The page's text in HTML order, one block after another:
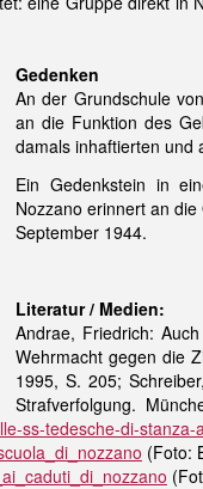
Gedenken
An der Grundschule
an die Funktion des
damals inhaftierten und
Ein Gedenkstein in
Nozzano erinnert an
September 1944.
Literatur/ Medien:
Andrae, Friedrich:
Wehrmacht gegen die
1995, S. 205;
Strafverfolgung.
ss-tedesche-di-stanza-
(Foto: